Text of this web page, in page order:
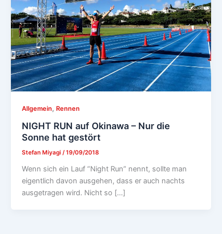
Allgemein, Rennen
NIGHT RUN auf Okinawa – Nur die
Sonne hat gestört
Stefan Miyagi/19/09/2018
Wenn sich ein Lauf “Night Run” nennt, sollte man
eigentlich davon ausgehen, dass er auch nachts
ausgetragen wird. Nicht so […]